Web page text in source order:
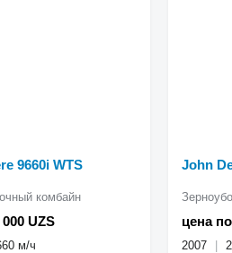
9660i WTS
UZS
комбайн
м/ч
John
цена
2007